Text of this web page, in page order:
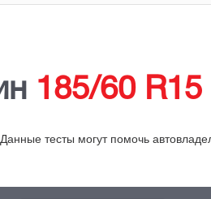
185/60 R15
тесты могут помочь